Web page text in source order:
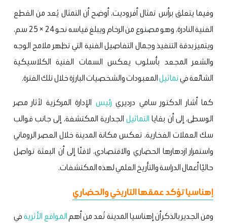
وفيما يتعلق برأس تمثال أفروديت، أوضح أن التمثال يُعد من القطع
الفنية النادرة، وهو مصنوع من الرخام ويبلغ قياسه نحو 24 × 25 سم،
ويتميز بدقة التنفيذ وجمال التفاصيل الفنية التي تظهر ملامح الوجه
والشعر المجعد بأسلوب يعكس السمات الفنية الكلاسيكية
الشائعة فيتماثيلالمعبودات والشخصيات البارزة خلال تلك الفترة.
كما أشار الدكتور سامي درديري رئيس الإدارة المركزية لآثار مصر
الوسطى، إلى أن بقايا التماثيلالجدارية المكتشفة، إلى جانب قوالب
سك العملات الفخارية، تعكس مكانة المدينة خلال العصر الروماني
واستمرار ازدهارها الحضاري والاقتصادي، لافتًا إلى أن البعثة تواصل
حاليًا أعمال الدراسة والتأريخ العلمي لهذه المكتشفات.
إهناسيا تؤكد عمقها التاريخي والحضاري
ومن الجدير بالذكر أن إهناسيا المدينة تُعد من أهمالمواقع الأثريةفي